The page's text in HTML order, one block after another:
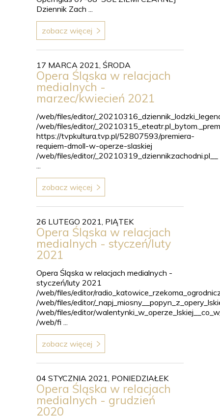
Dziennik Zach ...
zobacz więcej
17 MARCA 2021, ŚRODA
Opera Śląska w relacjach
medialnych -
marzec/kwiecień 2021
/web/files/editor/
/web/files/editor/
https://tvpkultura.tvp.pl/52807593/premiera-
requiem-dmoll-w-operze-slaskiej
/web/files/editor/_20210319_dziennikzachodni.pl__
...
zobacz więcej
26 LUTEGO 2021, PIĄTEK
Opera Śląska w relacjach
medialnych - styczeń/luty
2021
Opera Śląska w relacjach medialnych -
styczeń/luty 2021
/web/files/editor/
/web/files/editor/
/web/files/editor/
/web/fi ...
zobacz więcej
04 STYCZNIA 2021, PONIEDZIAŁEK
Opera Śląska w relacjach
medialnych - grudzień
2020